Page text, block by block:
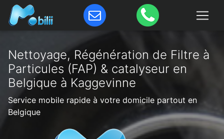
Nettoyage, Régénération de Filtre à
Particules (FAP) & catalyseur en
Belgique à Kaggevinne
Service mobile rapide à votre domicile partout en
Belgique